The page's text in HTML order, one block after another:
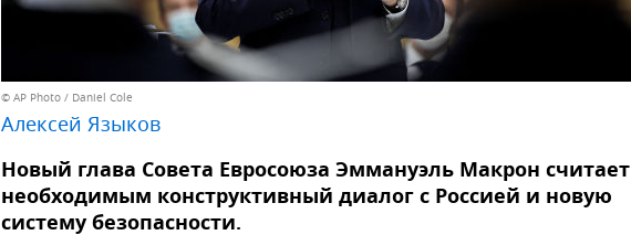
© AP Photo / Daniel Cole
Алексей Языков
Новый глава Совета Евросоюза Эммануэль Макрон считает
необходимым конструктивный диалог с Россией и новую
систему безопасности.